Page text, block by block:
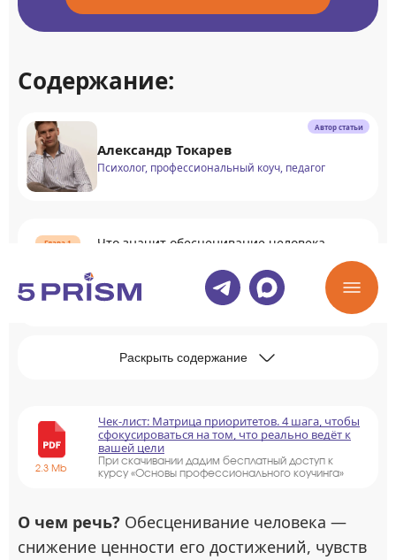
Содержание:
Автор статьи
Александр Токарев
Психолог, профессиональный коуч, педагог
Что значит обесценивание человека
Как появляется обесценивание человека
Раскрыть содержание
2.3 Mb
Чек-лист: Матрица приоритетов. 4 шага, чтобы
сфокусироваться на том, что реально ведёт к
вашей цели
При скачивании дадим бесплатный доступ к
курсу «Основы профессионального коучинга»
О чем речь? Обесценивание человека —
снижение ценности его достижений, чувств